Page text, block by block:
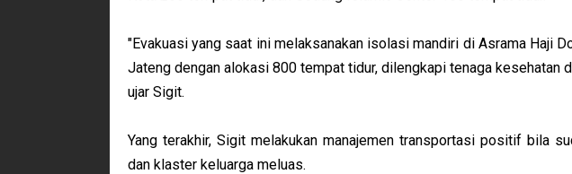
"Evakuasi yang saat ini melaksanakan isolasi mandiri di Asrama Haji
Jateng dengan alokasi 800 tempat tidur, dilengkapi tenaga kesehatan
ujar Sigit.
Yang terakhir, Sigit melakukan manajemen transportasi positif bila
dan klaster keluarga meluas.